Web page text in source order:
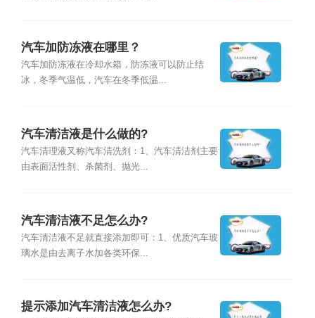
汽车加防冻液在哪里？
汽车加防冻液在冷却水箱，防冻液可以防止结
冰，冬季气温低，汽车在冬季低温...
汽车清洁液是什么做的?
汽车清理液又称汽车清洗剂：1、汽车清洁剂主要
由表面活性剂、杀菌剂、抛光...
汽车清洁液不足怎么办?
汽车清洁液不足就直接添加即可：1、优质汽车玻
璃水是由去离子水加各类环保...
提示添加汽车清洁液怎么办?